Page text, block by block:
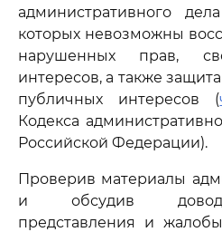
административного
которых невозможны
нарушенных прав,
интересов, а также
публичных интересов (
Кодекса
Российской Федерации).
Проверив материалы
и обсудив
представления и